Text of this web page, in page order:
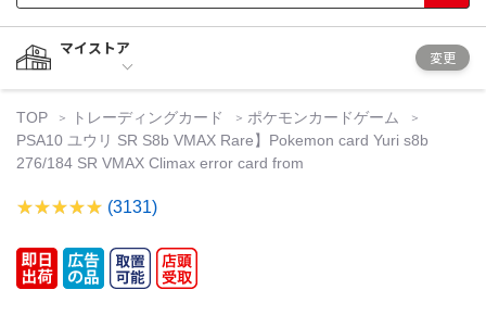
マイストア
変更
TOP トレーディングカード
ポケモンカードゲーム
PSA10 ユウリ SR S8b VMAX Rare】Pokemon card Yuri s8b
276/184 SR VMAX Climax error card from
(3131)